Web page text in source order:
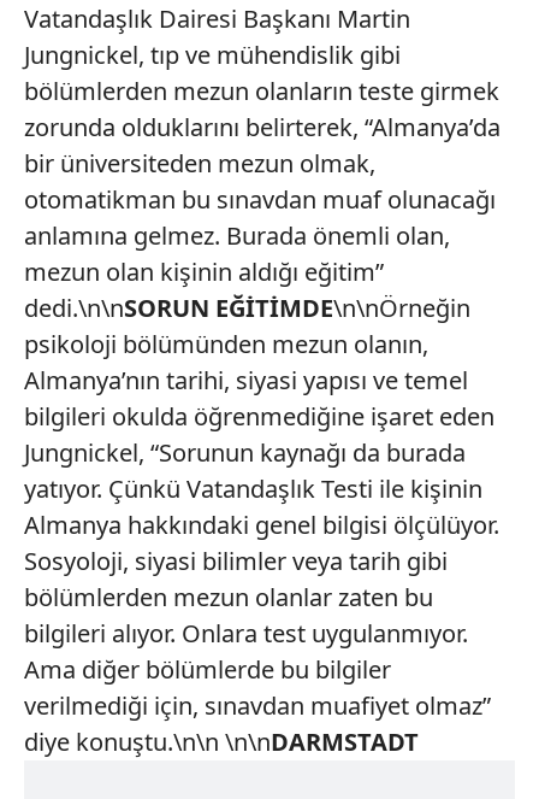
Vatandaşlık Dairesi Başkanı Martin
Jungnickel, tıp ve mühendislik gibi
bölümlerden mezun olanların teste girmek
zorunda olduklarını belirterek, “Almanya’da
bir üniversiteden mezun olmak,
otomatikman bu sınavdan muaf olunacağı
anlamına gelmez. Burada önemli olan,
mezun olan kişinin aldığı eğitim”
dedi.\n\nSORUN EĞİTİMDE\n\nÖrneğin
psikoloji bölümünden mezun olanın,
Almanya’nın tarihi, siyasi yapısı ve temel
bilgileri okulda öğrenmediğine işaret eden
Jungnickel, “Sorunun kaynağı da burada
yatıyor. Çünkü Vatandaşlık Testi ile kişinin
Almanya hakkındaki genel bilgisi ölçülüyor.
Sosyoloji, siyasi bilimler veya tarih gibi
bölümlerden mezun olanlar zaten bu
bilgileri alıyor. Onlara test uygulanmıyor.
Ama diğer bölümlerde bu bilgiler
verilmediği için, sınavdan muafiyet olmaz”
diye konuştu.\n\n \n\nDARMSTADT